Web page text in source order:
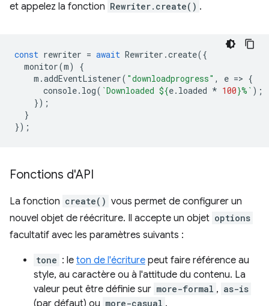
et appelez la fonction Rewriter.create() .
const rewriter = await Rewriter .create({
monitor(m)
{
m .addEventListener( "downloadprogress" , e => {
console. log( `Downloaded ${e. loaded * 100}%` );
});
}
});
Fonctions d'API
La fonction create() vous permet de configurer un
nouvel objet de réécriture. Il accepte un objet options
facultatif avec les paramètres suivants :
tone : le ton de l'écriture peut faire référence au
style, au caractère ou à l'attitude du contenu. La
valeur peut être définie sur more-formal , as-is
(par défaut) ou more-casual .